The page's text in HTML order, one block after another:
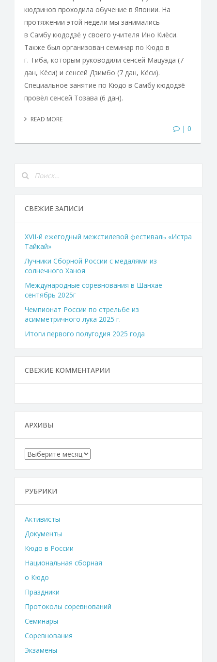
кюдзинов проходила обучение в Японии. На
протяжении этой недели мы занимались
в Самбу кюдодзё у своего учителя Ино Киёси.
Также был организован семинар по Кюдо в
г. Тиба, которым руководили сенсей Мацуэда (7
дан, Кёси) и сенсей Дзимбо (7 дан, Кёси).
Специальное занятие по Кюдо в Самбу кюдодзё
провёл сенсей Тозава (6 дан).
READ MORE
| 0
СВЕЖИЕ ЗАПИСИ
XVII-й ежегодный межстилевой фестиваль «Истра
Тайкай»
Лучники Сборной России с медалями из
солнечного Ханоя
Международные соревнования в Шанхае
сентябрь 2025г
Чемпионат России по стрельбе из
асимметричного лука 2025 г.
Итоги первого полугодия 2025 года
СВЕЖИЕ КОММЕНТАРИИ
АРХИВЫ
Архивы
РУБРИКИ
Активисты
Документы
Кюдо в России
Национальная сборная
о Кюдо
Праздники
Протоколы соревнований
Семинары
Соревнования
Экзамены